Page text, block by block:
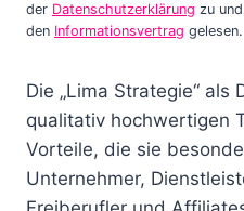
der Datenschutzerklärung zu
den Informationsvertrag gelesen.
Die „Lima Strategie“ als
qualitativ hochwertigen
Vorteile, die sie
Unternehmer,